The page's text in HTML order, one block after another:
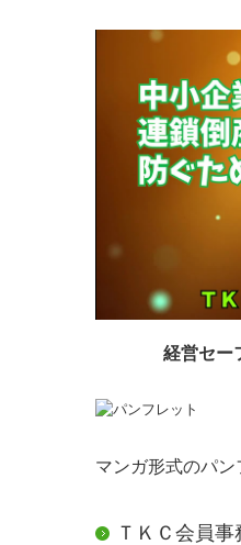
経営セー
マンガ形式のパ
ＴＫＣ会員